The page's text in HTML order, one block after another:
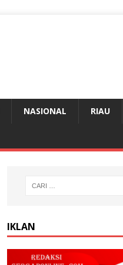
NASIONAL RIAU
IKLAN